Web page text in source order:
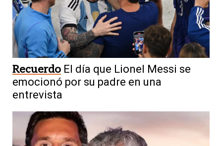
Recuerdo El día que Lionel Messi se
emocionó por su padre en una
entrevista